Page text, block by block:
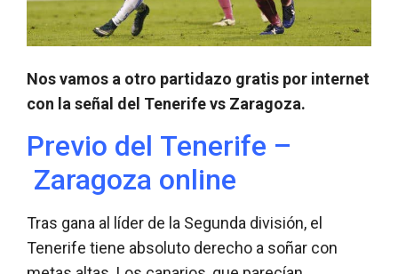
Nos vamos a otro partidazo gratis por internet
con la señal del Tenerife vs Zaragoza.
Previo del Tenerife –
Zaragoza online
Tras gana al líder de la Segunda división, el
Tenerife tiene absoluto derecho a soñar con